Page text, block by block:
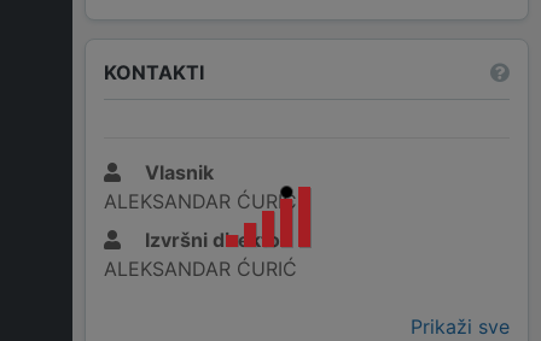
KONTAKTI
Vlasnik
ALEKSANDAR ĆURIĆ
Izvršni direktor
ALEKSANDAR ĆURIĆ
Prikaži sve